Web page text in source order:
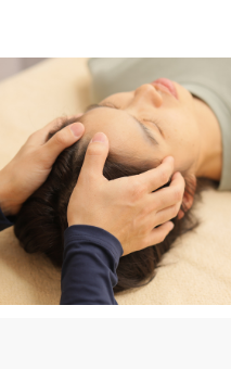
ございます。
応しております。急な体調の変化
ます。